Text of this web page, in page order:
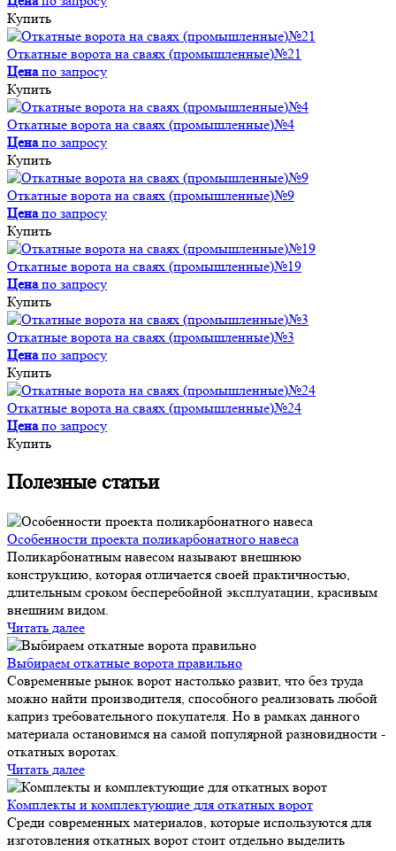
Купить
Откатные ворота на сваях (промышленные)№21
Ценапо запросу
Купить
Откатные ворота на сваях (промышленные)№4
Ценапо запросу
Купить
Откатные ворота на сваях (промышленные)№9
Ценапо запросу
Купить
Откатные ворота на сваях (промышленные)№19
Ценапо запросу
Купить
Откатные ворота на сваях (промышленные)№3
Ценапо запросу
Купить
Откатные ворота на сваях (промышленные)№24
Ценапо запросу
Купить
Полезные статьи
Особенности проекта поликарбонатного навеса
Поликарбонатным навесом называют внешнюю
конструкцию, которая отличается своей практичностью,
длительным сроком бесперебойной эксплуатации, красивым
внешним видом.
Читать далее
Выбираем откатные ворота правильно
Современные рынок ворот настолько развит, что без труда
можно найти производителя, способного реализовать любой
каприз требовательного покупателя. Но в рамках данного
материала остановимся на самой популярной разновидности -
откатных воротах.
Читать далее
Комплекты и комплектующие для откатных ворот
Среди современных материалов, которые используются для
изготовления откатных ворот стоит отдельно выделить